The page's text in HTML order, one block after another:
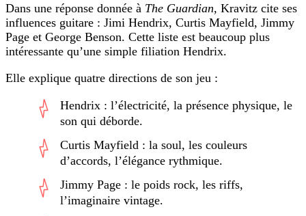
Dans une réponse donnée à The Guardian, Kravitz cite ses
influences guitare : Jimi Hendrix, Curtis Mayfield, Jimmy
Page et George Benson. Cette liste est beaucoup plus
intéressante qu’une simple filiation Hendrix.
Elle explique quatre directions de son jeu :
Hendrix : l’électricité, la présence physique, le
son qui déborde.
Curtis Mayfield : la soul, les couleurs
d’accords, l’élégance rythmique.
Jimmy Page : le poids rock, les riffs,
l’imaginaire vintage.